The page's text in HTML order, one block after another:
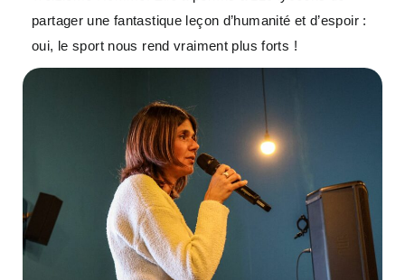
partager une fantastique leçon d’humanité et d’espoir :
oui, le sport nous rend vraiment plus forts !